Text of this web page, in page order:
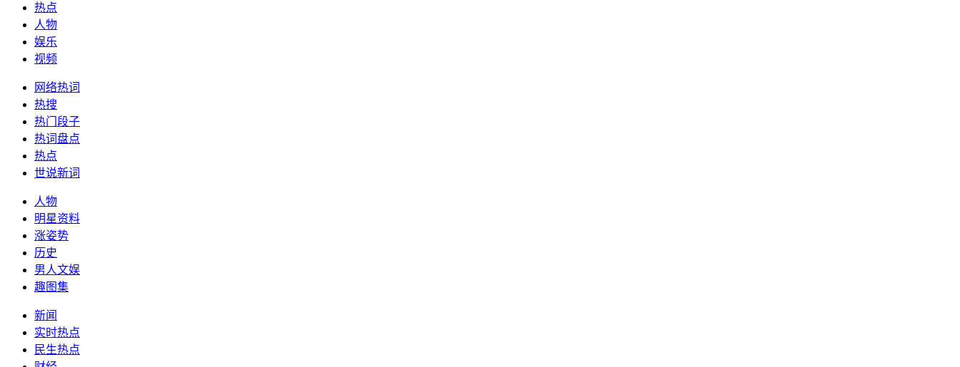
热点
人物
娱乐
视频
网络热词
热搜
热门段子
热词盘点
热点
世说新词
人物
明星资料
涨姿势
历史
男人文娱
趣图集
新闻
实时热点
民生热点